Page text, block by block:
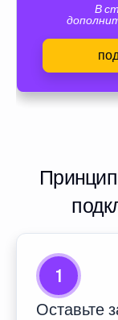
В
1
Оставьте